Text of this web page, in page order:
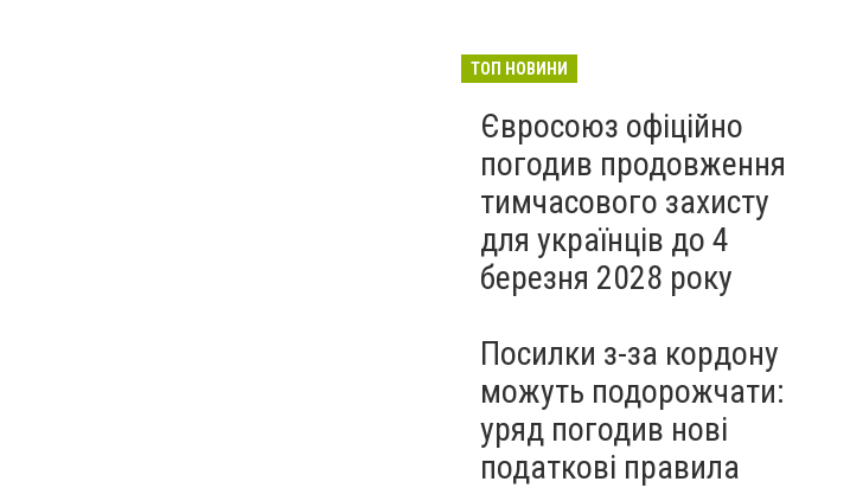
ТОП НОВИНИ
Євросоюз офіційно
погодив продовження
тимчасового захисту
для українців до 4
березня 2028 року
Посилки з-за кордону
можуть подорожчати:
уряд погодив нові
податкові правила